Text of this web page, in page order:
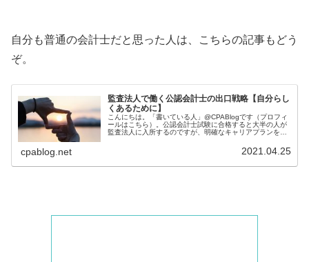
自分も普通の会計士だと思った人は、こちらの記事もどう
ぞ。
監査法人で働く公認会計士の出口戦略【自分らし
くあるために】
こんにちは。「書いている人」@CPABlogです（プロフィ
ールはこちら）。公認会計士試験に合格すると大半の人が
監査法人に入所するのですが、明確なキャリアプランを持
cpablog.net 2021.04.25